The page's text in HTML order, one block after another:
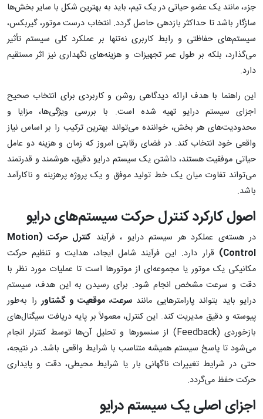
جزء، مانند یک عضو حیاتی در یک تیم، باید به بهترین شکل با سایر بخش‌ها
سازگار باشد تا حداکثر بازدهی حاصل گردد. انتخاب درست موتور، گیربکس،
سیستم‌های حفاظتی و رابط کاربری نه‌تنها بر عملکرد کلی سیستم تأثیر
می‌گذارد، بلکه بر طول عمر تجهیزات و هزینه‌های نگهداری نیز اثر مستقیم
دارد.
این راهنما با هدف ارائه دیدگاهی روشن و کاربردی برای انتخاب صحیح
اجزای سیستم درایو تهیه شده است. با بررسی ویژگی‌ها، مزایا و
محدودیت‌های هر بخش، خواننده می‌تواند بهترین ترکیب را بر اساس نیاز
واقعی خود انتخاب کند. در فضای رقابتی امروز که زمان و هزینه دو عامل
حیاتی موفقیت هستند، داشتن یک سیستم درایو دقیق، هوشمند و قدرتمند
می‌تواند تفاوت میان یک خط تولید موفق و یک پروژه پرهزینه و ناکارآمد
باشد.
اصول کارکرد کنترل حرکت سیستم‌های درایو
در هسته‌ی عملکرد هر سیستم درایو ، فرآیند کنترل حرکت (Motion
Control
) قرار دارد. این فرآیند شامل ایجاد، هدایت و تنظیم حرکت
مکانیکی یک موتور یا مجموعه‌ای از موتورها است تا عملیات مورد نظر با
دقت و سرعت مشخص انجام شود. برای رسیدن به این هدف، سیستم
درایو باید بتواند پارامترهایی مانندسرعت، موقعیت و گشتاوررا به‌طور
پیوسته و دقیق مدیریت کند. این کنترل، معمولاً بر پایه دریافت سیگنال‌های
بازخوردی (Feedback) از سنسورها و تحلیل آن‌ها توسط کنترلر انجام
می‌شود تا پاسخ سیستم همیشه متناسب با شرایط واقعی باشد. در نتیجه،
حتی در شرایط تغییرات ناگهانی بار یا شرایط محیطی، دقت و پایداری
حرکت حفظ می‌گردد.
اجزای اصلی یک سیستم درایو